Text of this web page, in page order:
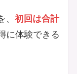
、初回は合計
に体験できる